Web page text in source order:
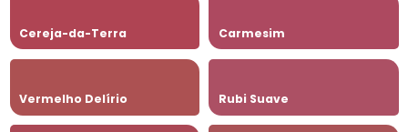
Cereja-da-Terra Carmesim
Vermelho Delírio Rubi Suave